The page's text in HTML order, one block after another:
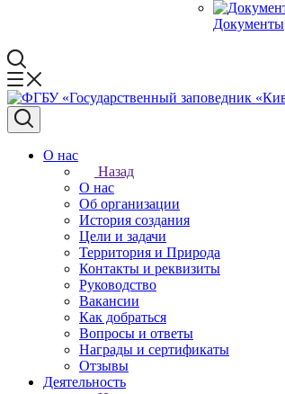
Документы
О нас
Назад
О нас
Об организации
История создания
Цели и задачи
Территория и Природа
Контакты и реквизиты
Руководство
Вакансии
Как добраться
Вопросы и ответы
Награды и сертификаты
Отзывы
Деятельность